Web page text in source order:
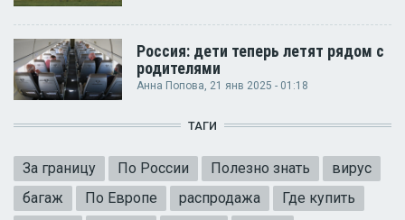
Россия: дети теперь летят рядом с
родителями
Анна Попова, 21 янв 2025 - 01:18
ТАГИ
За границу По России Полезно знать
вирус
багаж
По Европе распродажа
Где купить